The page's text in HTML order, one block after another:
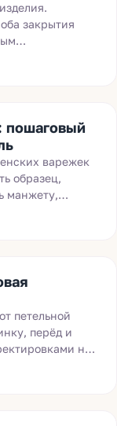
закрытия
петель — с
пошаговый
варежек
образец,
манжету,
петельной
перёд и
на